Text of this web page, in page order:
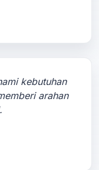
kebutuhan
arahan